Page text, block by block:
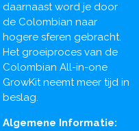
daarnaast word je door
de Colombian naar
hogere sferen gebracht.
Het groeiproces van de
Colombian All-in-one
GrowKit neemt meer tijd in
beslag.
Algemene Informatie: